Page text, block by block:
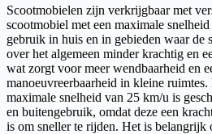
Scootmobielen zijn verkrijgbaar met
scootmobiel met een maximale
gebruik in huis en in gebieden waar de
over het algemeen minder krachtig en
wat zorgt voor meer wendbaarheid en
manoeuvreerbaarheid in kleine
maximale snelheid van 25 km/u is
en buitengebruik, omdat deze een
is om sneller te rijden. Het is